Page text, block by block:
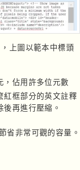
，上圖以範本中標頭
，佔用許多位元數
紅框部分的英文註釋
再進行壓縮。
省非常可觀的容量。